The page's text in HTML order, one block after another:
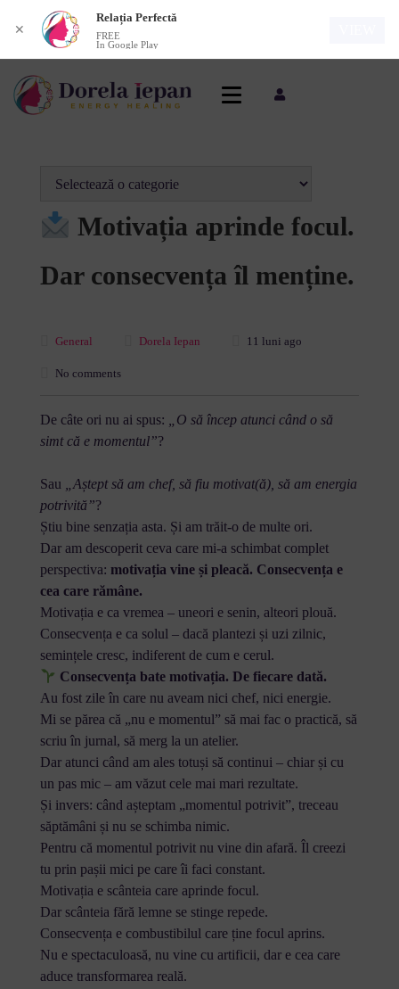
Motivația aprinde focul.
Dar consecvența îl menține.
General Dorela Iepan 11 luni ago
No comments
De câte ori nu ai spus:
„O să încep atunci când o să
simt că e momentul”?
Sau
„Aștept să am chef, să fiu motivat(ă), să am energia
potrivită”?
Știu bine senzația asta. Și am trăit-o de multe ori.
Dar am descoperit ceva care mi-a schimbat complet
perspectiva: motivația vine și pleacă. Consecvența e
cea care rămâne.
Motivația e ca vremea – uneori e senin, alteori plouă.
Consecvența e ca solul – dacă plantezi și uzi zilnic,
semințele cresc, indiferent de cum e cerul.
Consecvența bate motivația. De fiecare dată.
Au fost zile în care nu aveam nici chef, nici energie.
Mi se părea că „nu e momentul” să mai fac o practică, să
scriu în jurnal, să merg la un atelier.
Dar atunci când am ales totuși să continui – chiar și cu
un pas mic – am văzut cele mai mari rezultate.
Și invers: când așteptam „momentul potrivit”, treceau
săptămâni și nu se schimba nimic.
Pentru că momentul potrivit nu vine din afară. Îl creezi
tu prin pașii mici pe care îi faci constant.
Motivația e scânteia care aprinde focul.
Dar scânteia fără lemne se stinge repede.
Consecvența e combustibilul care ține focul aprins.
Nu e spectaculoasă, nu vine cu artificii, dar e cea care
aduce transformarea reală.
✕
Relația Perfectă
FREE
In Google Play